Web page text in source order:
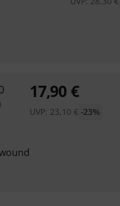
17,90 €
UVP: 23,10 € -23%